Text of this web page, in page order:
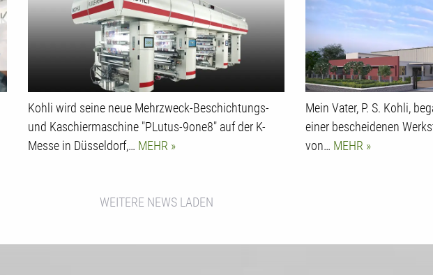
Kohli wird seine neue Mehrzweck-Beschichtungs-
und Kaschiermaschine "PLutus-9one8" auf der K-
Messe in Düsseldorf,… MEHR
Mein Vater, P. S. Kohli,
einer bescheidenen
von… MEHR
WEITERE NEWS LADEN